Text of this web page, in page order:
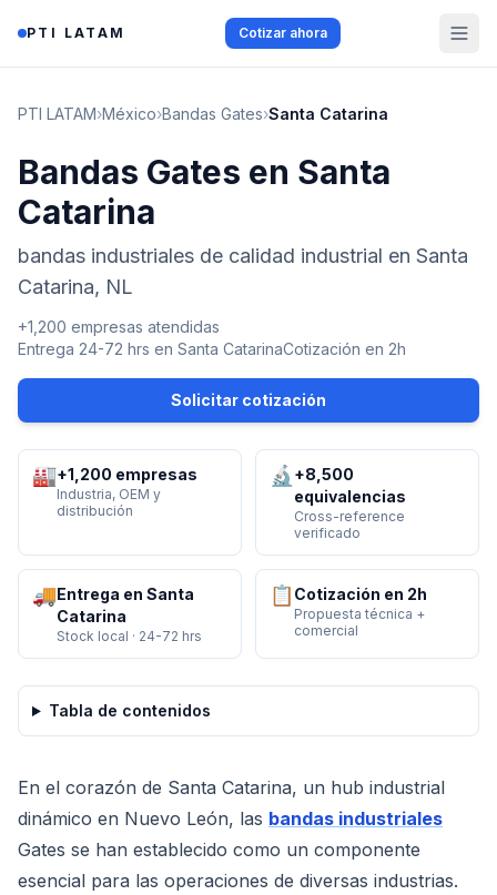
PTI LATAM Cotizar ahora
PTI LATAM›México›Bandas Gates›Santa Catarina
Bandas Gates en Santa
Catarina
bandas industriales de calidad industrial en Santa
Catarina, NL
+1,200 empresas atendidas
Entrega 24-72 hrs en Santa CatarinaCotización en 2h
Solicitar cotización
🏭+1,200 empresas
Industria, OEM y
distribución
🔬 +8,500
equivalencias
Cross-reference
verificado
🚚Entrega en Santa
Catarina
Stock local · 24-72 hrs
📋 Cotización en 2h
Propuesta técnica +
comercial
Tabla de contenidos
En el corazón de Santa Catarina, un hub industrial
dinámico en Nuevo León, las bandas industriales
Gates se han establecido como un componente
esencial para las operaciones de diversas industrias.